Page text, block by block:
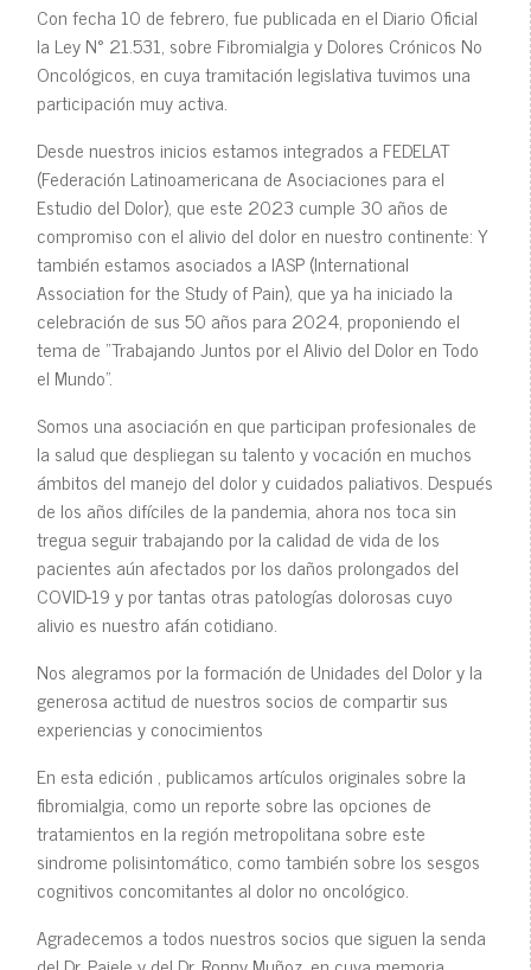
Con fecha 10 de febrero, fue publicada en el Diario Oficial
la Ley N° 21.531, sobre Fibromialgia y Dolores Crónicos No
Oncológicos, en cuya tramitación legislativa tuvimos una
participación muy activa.
Desde nuestros inicios estamos integrados a FEDELAT
(Federación Latinoamericana de Asociaciones para el
Estudio del Dolor), que este 2023 cumple 30 años de
compromiso con el alivio del dolor en nuestro continente: Y
también estamos asociados a IASP (International
Association for the Study of Pain), que ya ha iniciado la
celebración de sus 50 años para 2024, proponiendo el
tema de “Trabajando Juntos por el Alivio del Dolor en Todo
el Mundo”.
Somos una asociación en que participan profesionales de
la salud que despliegan su talento y vocación en muchos
ámbitos del manejo del dolor y cuidados paliativos. Después
de los años difíciles de la pandemia, ahora nos toca sin
tregua seguir trabajando por la calidad de vida de los
pacientes aún afectados por los daños prolongados del
COVID-19 y por tantas otras patologías dolorosas cuyo
alivio es nuestro afán cotidiano.
Nos alegramos por la formación de Unidades del Dolor y la
generosa actitud de nuestros socios de compartir sus
experiencias y conocimientos
En esta edición , publicamos artículos originales sobre la
fibromialgia, como un reporte sobre las opciones de
tratamientos en la región metropolitana sobre este
sindrome polisintomático, como también sobre los sesgos
cognitivos concomitantes al dolor no oncológico.
Agradecemos a todos nuestros socios que siguen la senda